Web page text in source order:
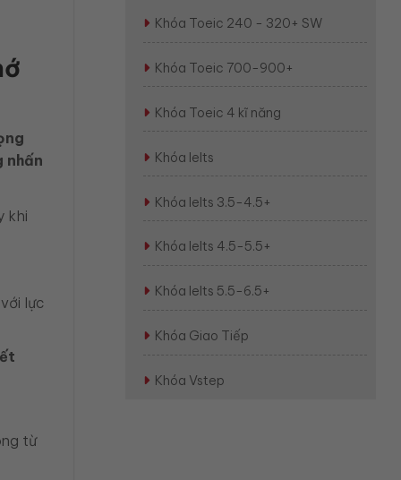
nhấn
khi
lực
từ
Khóa Toeic 240 - 320+ SW
Khóa Toeic 700-900+
Khóa Toeic 4 kĩ năng
Khóa Ielts
Khóa Ielts 3.5-4.5+
Khóa Ielts 4.5-5.5+
Khóa Ielts 5.5-6.5+
Khóa Giao Tiếp
Khóa Vstep